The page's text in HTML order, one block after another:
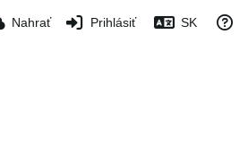
Nahrať Prihlásiť SK